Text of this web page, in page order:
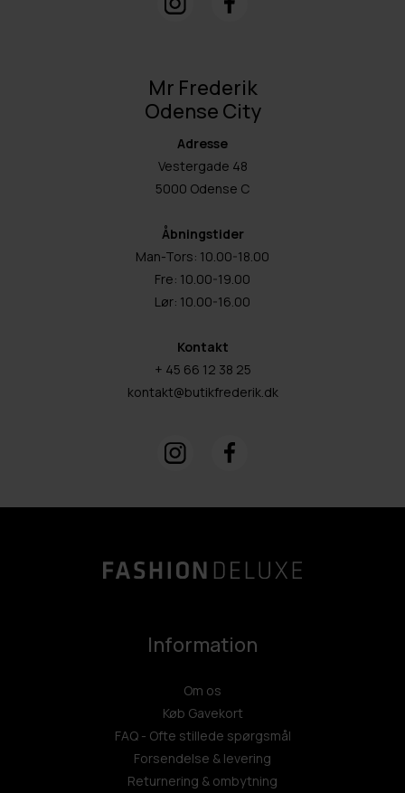
Mr Frederik
Odense City
Adresse
Vestergade 48
5000 Odense C
Åbningstider
Man-Tors: 10.00-18.00
Fre: 10.00-19.00
Lør: 10.00-16.00
Kontakt
+ 45 66 12 38 25
kontakt@butikfrederik.dk
Information
Om os
Køb Gavekort
FAQ - Ofte stillede spørgsmål
Forsendelse & levering
Returnering & ombytning